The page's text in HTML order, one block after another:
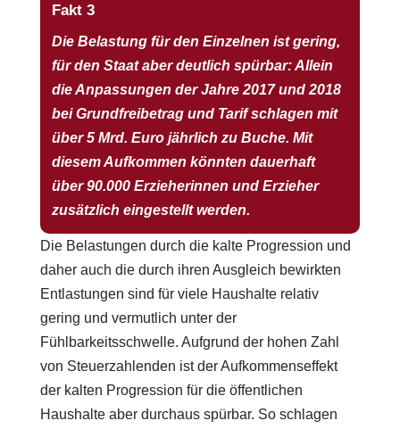
Fakt 3
Die Belastung für den Einzelnen ist gering,
für den Staat aber deutlich spürbar: Allein
die Anpassungen der Jahre 2017 und 2018
bei Grundfreibetrag und Tarif schlagen mit
über 5 Mrd. Euro jährlich zu Buche. Mit
diesem Aufkommen könnten dauerhaft
über 90.000 Erzieherinnen und Erzieher
zusätzlich eingestellt werden.
Die Belastungen durch die kalte Progression und
daher auch die durch ihren Ausgleich bewirkten
Entlastungen sind für viele Haushalte relativ
gering und vermutlich unter der
Fühlbarkeitsschwelle. Aufgrund der hohen Zahl
von Steuerzahlenden ist der Aufkommenseffekt
der kalten Progression für die öffentlichen
Haushalte aber durchaus spürbar. So schlagen